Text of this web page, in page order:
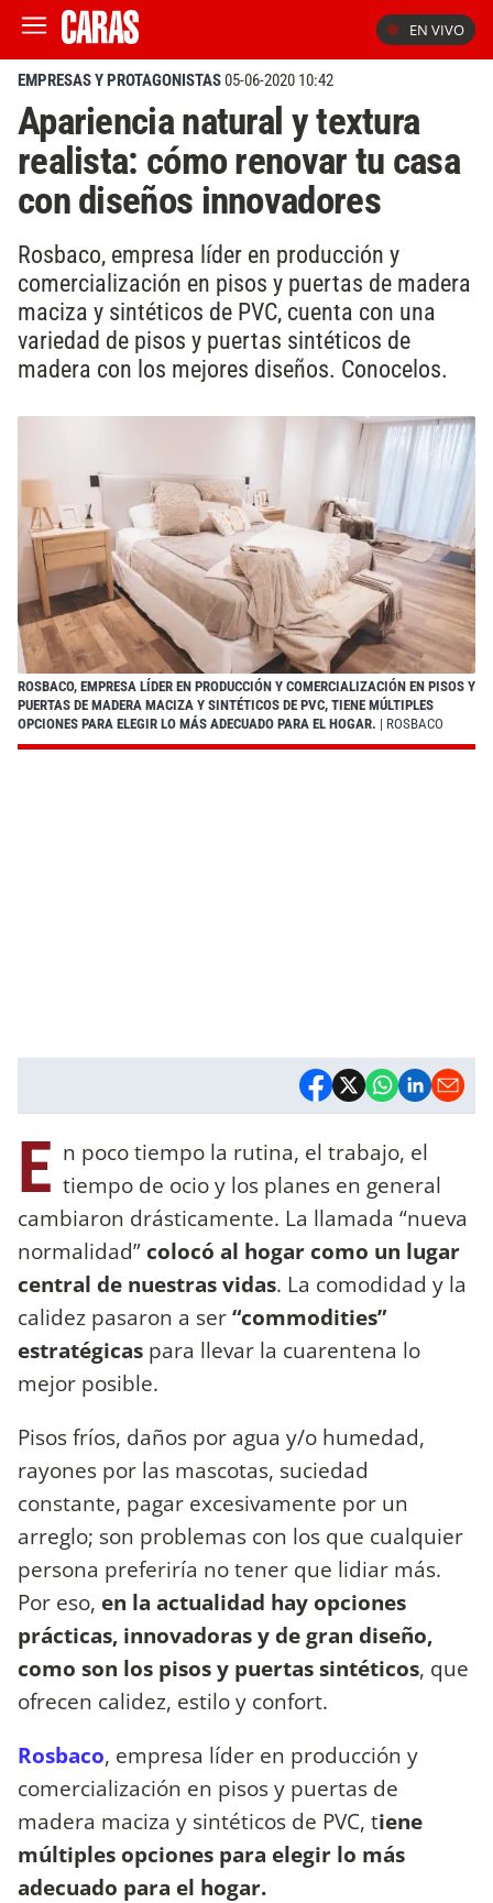
EN VIVO
EMPRESAS Y PROTAGONISTAS05-06-2020 10:42
Apariencia natural y textura
realista: cómo renovar tu casa
con diseños innovadores
Rosbaco, empresa líder en producción y
comercialización en pisos y puertas de madera
maciza y sintéticos de PVC, cuenta con una
variedad de pisos y puertas sintéticos de
madera con los mejores diseños. Conocelos.
ROSBACO, EMPRESA LÍDER EN PRODUCCIÓN Y COMERCIALIZACIÓN EN PISOS Y
PUERTAS DE MADERA MACIZA Y SINTÉTICOS DE PVC, TIENE MÚLTIPLES
OPCIONES PARA ELEGIR LO MÁS ADECUADO PARA EL HOGAR. | ROSBACO
E n poco tiempo la rutina, el trabajo, el
tiempo de ocio y los planes en general
cambiaron drásticamente. La llamada “nueva
normalidad” colocó al hogar como un lugar
central de nuestras vidas. La comodidad y la
calidez pasaron a ser“commodities”
estratégicas para llevar la cuarentena lo
mejor posible.
Pisos fríos, daños por agua y/o humedad,
rayones por las mascotas, suciedad
constante, pagar excesivamente por un
arreglo; son problemas con los que cualquier
persona preferiría no tener que lidiar más.
Por eso, en la actualidad hay opciones
prácticas, innovadoras y de gran diseño,
como son los pisos y puertas sintéticos, que
ofrecen calidez, estilo y confort.
Rosbaco, empresa líder en producción y
comercialización en pisos y puertas de
madera maciza y sintéticos de PVC, tiene
múltiples opciones para elegir lo más
adecuado para el hogar.